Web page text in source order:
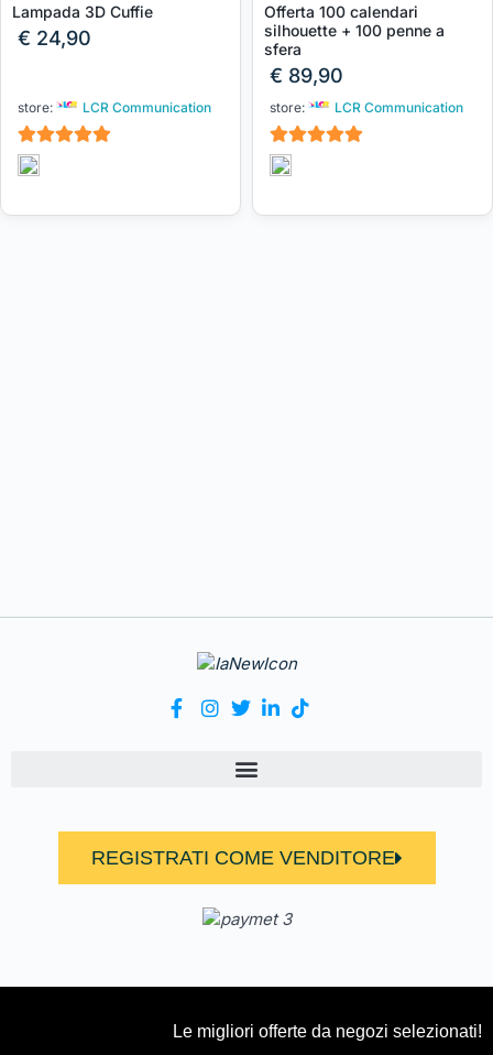
Lampada 3D Cuffie
€ 24,90
store: LCR Communication
5
Offerta 100 calendari
silhouette + 100 penne a
sfera
€ 89,90
store: LCR Communication
5
REGISTRATI COME VENDITORE
Le migliori offerte da negozi selezionati!